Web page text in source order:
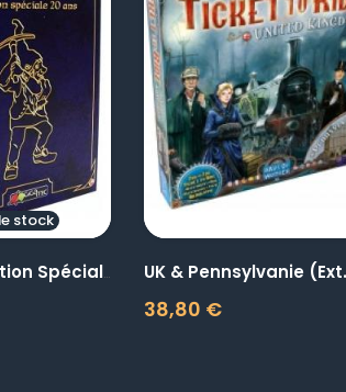
stock
Saboteur - Édition Spéciale...
visibility
38,80 €
Prix